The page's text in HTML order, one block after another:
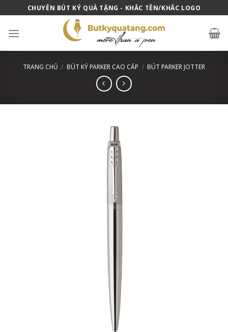
to
content
CHUYÊN BÚT KÝ QUÀ TẶNG - KHẮC TÊN/KHẮC LOGO
TRANG CHỦ / BÚT KÝ PARKER CAO CẤP / BÚT PARKER JOTTER